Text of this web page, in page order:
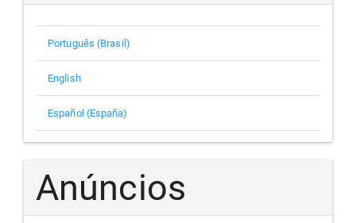
Português (Brasil)
English
Español (España)
Anúncios